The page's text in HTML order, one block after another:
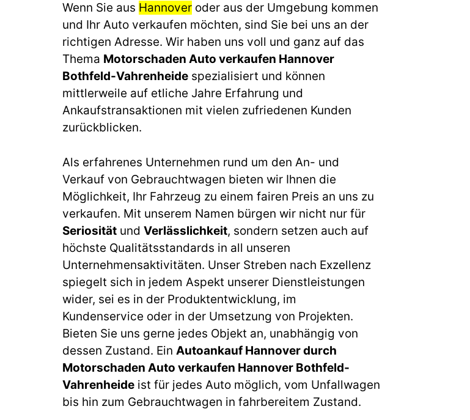
Wenn Sie aus Hannover oder aus der Umgebung kommen
und Ihr Auto verkaufen möchten, sind Sie bei uns an der
richtigen Adresse. Wir haben uns voll und ganz auf das
Thema Motorschaden Auto verkaufen Hannover
Bothfeld-Vahrenheide spezialisiert und können
mittlerweile auf etliche Jahre Erfahrung und
Ankaufstransaktionen mit vielen zufriedenen Kunden
zurückblicken.
Als erfahrenes Unternehmen rund um den An- und
Verkauf von Gebrauchtwagen bieten wir Ihnen die
Möglichkeit, Ihr Fahrzeug zu einem fairen Preis an uns zu
verkaufen. Mit unserem Namen bürgen wir nicht nur für
Seriosität und Verlässlichkeit, sondern setzen auch auf
höchste Qualitätsstandards in all unseren
Unternehmensaktivitäten. Unser Streben nach Exzellenz
spiegelt sich in jedem Aspekt unserer Dienstleistungen
wider, sei es in der Produktentwicklung, im
Kundenservice oder in der Umsetzung von Projekten.
Bieten Sie uns gerne jedes Objekt an, unabhängig von
dessen Zustand. Ein Autoankauf Hannover durch
Motorschaden Auto verkaufen Hannover Bothfeld-
Vahrenheide ist für jedes Auto möglich, vom Unfallwagen
bis hin zum Gebrauchtwagen in fahrbereitem Zustand.